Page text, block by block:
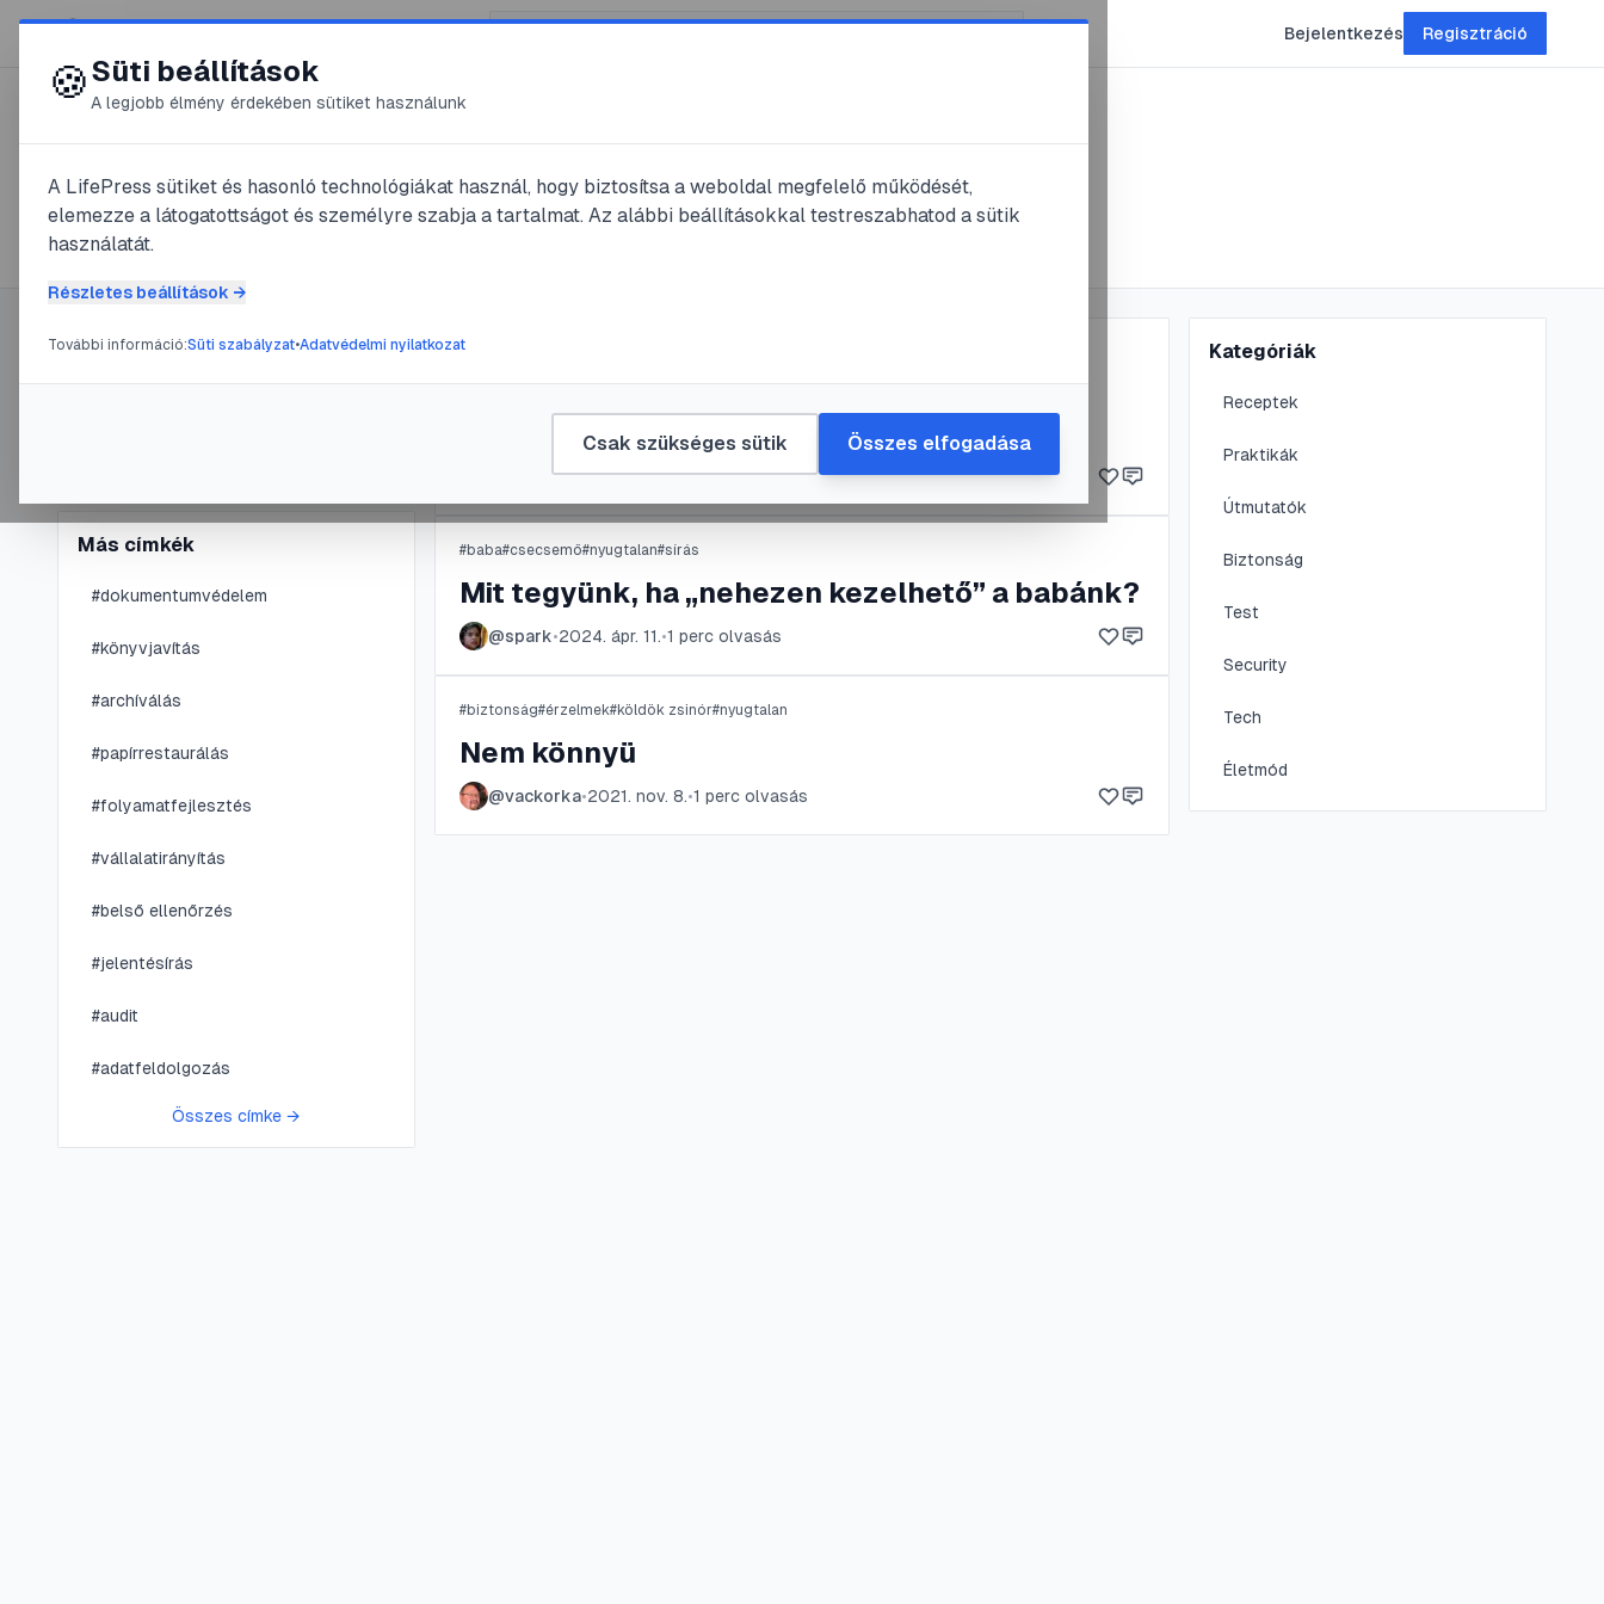
😍 LifePress Bejelentkezés Regisztráció
🏷️#nyugtalan
3cikk található ezzel a címkével
Címke információ
Más címkék
#dokumentumvédelem
#könyvjavítás
#archíválás
#papírrestaurálás
#folyamatfejlesztés
#vállalatirányítás
#belső ellenőrzés
#jelentésírás
#audit
#adatfeldolgozás
Összes címke →
#
csuszd•2024. ápr. 24.•1perc olvasás
#baba#csecsemő#nyugtalan#sírás
Mit tegyünk, ha „nehezen kezelhető” a babánk?
@spark•2024. ápr. 11.•1 perc olvasás
#biztonság#érzelmek#köldök zsinór#nyugtalan
Nem könnyü
@vackorka•2021. nov. 8.•1 perc olvasás
Kategóriák
Receptek
Praktikák
Útmutatók
Biztonság
Test
Security
Tech
Életmód
🍪Süti beállítások
A legjobb élmény érdekében sütiket használunk
A LifePress sütiket és hasonló technológiákat használ, hogy biztosítsa a weboldal megfelelő működését,
elemezze a látogatottságot és személyre szabja a tartalmat. Az alábbi beállításokkal testreszabhatod a sütik
használatát.
Részletes beállítások →
További információ:Süti szabályzat•Adatvédelmi nyilatkozat
Csak szükséges sütik Összes elfogadása